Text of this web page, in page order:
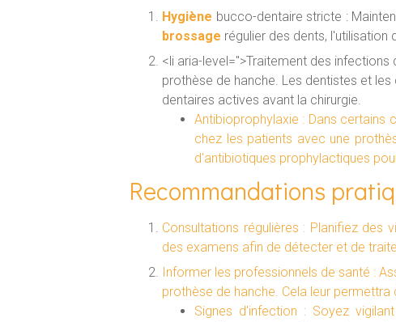
Hygiène bucco-dentaire stricte :
brossage régulier des dents, l'utilisation
<li aria-level=">Traitement des
prothèse de hanche. Les dentistes et
dentaires actives avant la chirurgie.
Antibioprophylaxie : Dans certains
chez les patients avec une
d'antibiotiques prophylactiques
Recommandations
Consultations régulières : Planifiez
des examens afin de détecter et de
Informer les professionnels de santé :
prothèse de hanche. Cela leur
Signes d'infection : Soyez